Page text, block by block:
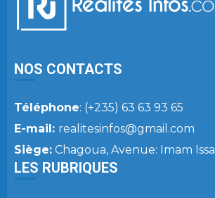
NOS CONTACTS
Téléphone: (+235) 63 63 93 65
E-mail: realitesinfos@gmail.com
Siège: Chagoua, Avenue: Imam Issa
LES RUBRIQUES